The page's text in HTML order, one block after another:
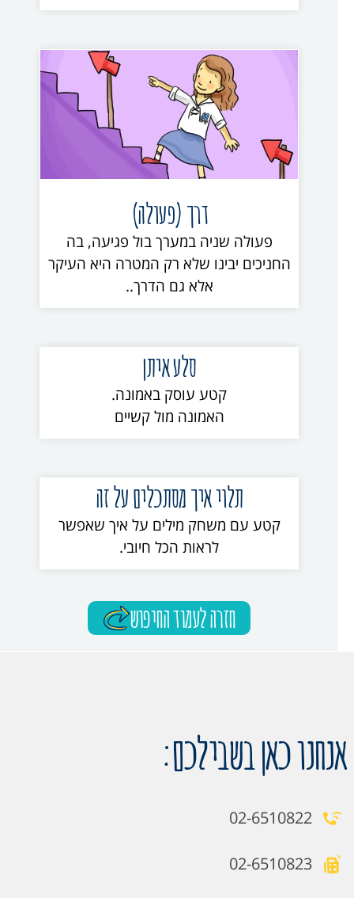
דרך (פעולה)
פעולה שניה במערך בול פגיעה, בה
החניכים יבינו שלא רק המטרה היא העיקר
אלא גם הדרך..
סלע איתן
קטע עוסק באמונה.
האמונה מול קשיים
תלוי איך מסתכלים על זה
קטע עם משחק מילים על איך שאפשר
לראות הכל חיובי.
חזרה לעמוד החיפוש
אנחנו כאן בשבילכם:
02-6510822
02-6510823